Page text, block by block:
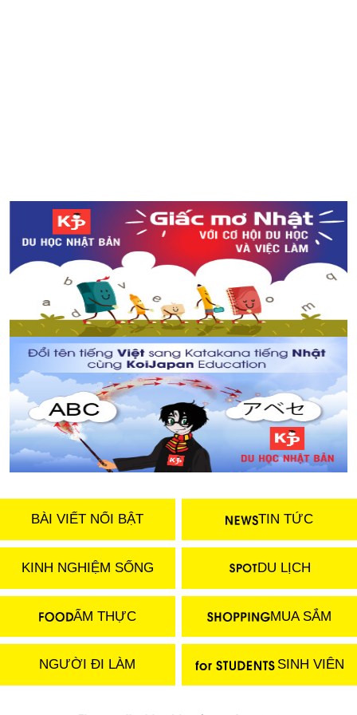
BÀI VIẾT NỔI BẬT TIN TỨC
KINH NGHIỆM SỐNG DU LỊCH
ẨM THỰC MUA SẮM
NGƯỜI ĐI LÀM SINH VIÊN